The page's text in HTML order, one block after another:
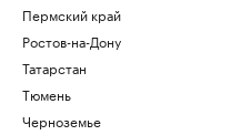
Пермский край
Ростов-на-Дону
Татарстан
Тюмень
Черноземье